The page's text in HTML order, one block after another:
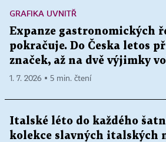
GRAFIKA UVNITŘ
Expanze gastronomických
pokračuje. Do Česka letos
značek, až na dvě výjimky
1. 7. 2026 ▪ 5 min. čtení
Italské léto do každého
kolekce slavných italských